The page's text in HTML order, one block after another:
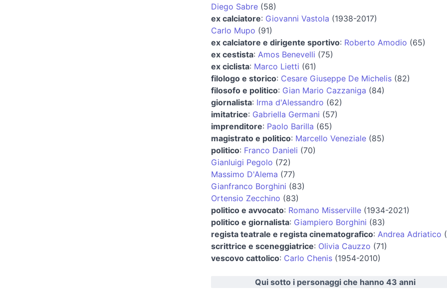
Diego Sabre(58)
ex calciatore: Giovanni Vastola (1938-2017)
Carlo Mupo (91)
ex calciatore e dirigente sportivo: Roberto Amodio (65)
ex cestista: Amos Benevelli (75)
ex ciclista: Marco Lietti (61)
filologo e storico: Cesare Giuseppe De Michelis(82)
filosofo e politico: Gian Mario Cazzaniga (84)
giornalista: Irma d'Alessandro (62)
imitatrice: Gabriella Germani (57)
imprenditore: Paolo Barilla (65)
magistrato e politico: Marcello Veneziale(85)
politico: Franco Danieli (70)
Gianluigi Pegolo (72)
Massimo D'Alema (77)
Gianfranco Borghini (83)
Ortensio Zecchino (83)
politico e avvocato: Romano Misserville(1934-2021)
politico e giornalista: Giampiero Borghini (83)
regista teatrale e regista cinematografico: Andrea Adriatico
scrittrice e sceneggiatrice: Olivia Cauzzo (71)
vescovo cattolico: Carlo Chenis(1954-2010)
Qui sotto i personaggi che hanno 43 anni